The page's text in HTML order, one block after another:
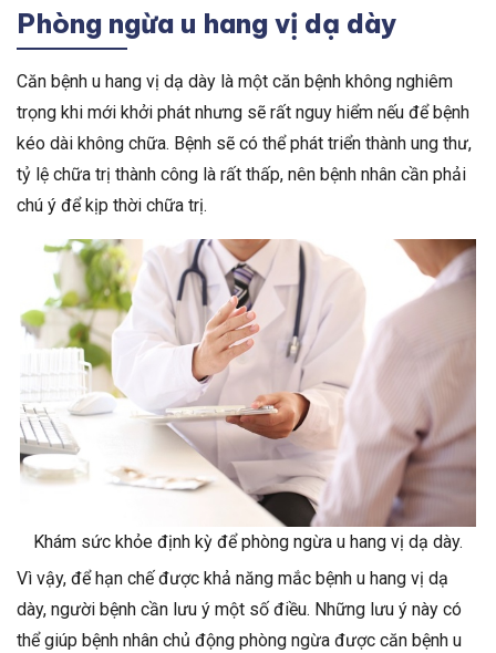
Phòng ngừa u hang vị dạ dày
Căn bệnh u hang vị dạ dày là một căn bệnh không nghiêm
trọng khi mới khởi phát nhưng sẽ rất nguy hiểm nếu để bệnh
kéo dài không chữa. Bệnh sẽ có thể phát triển thành ung thư,
tỷ lệ chữa trị thành công là rất thấp, nên bệnh nhân cần phải
chú ý để kịp thời chữa trị.
Khám sức khỏe định kỳ để phòng ngừa u hang vị dạ dày.
Vì vậy, để hạn chế được khả năng mắc bệnh u hang vị dạ
dày, người bệnh cần lưu ý một số điều. Những lưu ý này có
thể giúp bệnh nhân chủ động phòng ngừa được căn bệnh u